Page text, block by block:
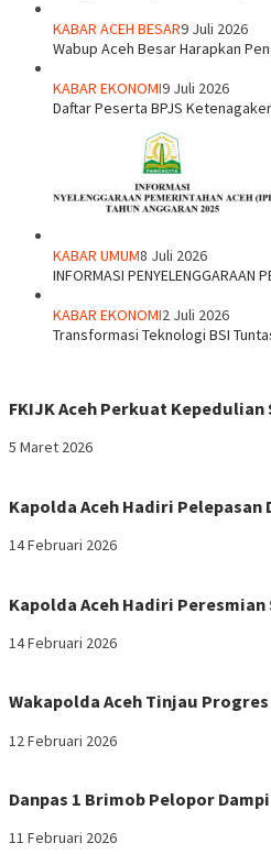
KABAR ACEH BESAR9 Juli 2026
Wabup Aceh Besar Harapkan
KABAR EKONOMI9 Juli 2026
Daftar Peserta BPJS
KABAR UMUM8 Juli 2026
INFORMASI PENYELENGGARAAN
KABAR EKONOMI2 Juli 2026
Transformasi Teknologi BSI
FKIJK Aceh Perkuat
5 Maret 2026
Kapolda Aceh Hadiri
14 Februari 2026
Kapolda Aceh Hadiri
14 Februari 2026
Wakapolda Aceh Tinjau
12 Februari 2026
Danpas 1 Brimob Pelopor
11 Februari 2026